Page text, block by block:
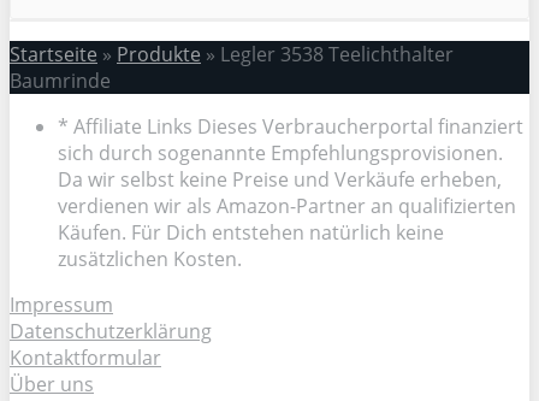
Startseite » Produkte » Legler 3538 Teelichthalter
Baumrinde
* Affiliate Links Dieses Verbraucherportal finanziert
sich durch sogenannte Empfehlungsprovisionen.
Da wir selbst keine Preise und Verkäufe erheben,
verdienen wir als Amazon-Partner an qualifizierten
Käufen. Für Dich entstehen natürlich keine
zusätzlichen Kosten.
Impressum
Datenschutzerklärung
Kontaktformular
Über uns